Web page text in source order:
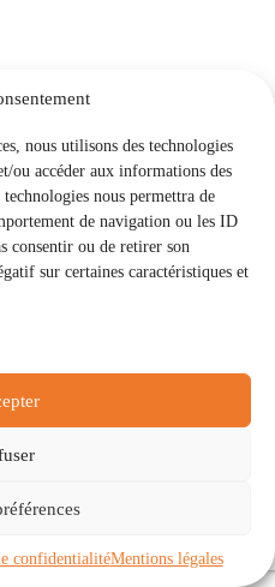
nous utilisons des technologies
ou accéder aux informations des
nous permettra de
de navigation ou les ID
consentir ou de retirer son
sur certaines caractéristiques et
confidentialitéMentions légales
propos
(UE)